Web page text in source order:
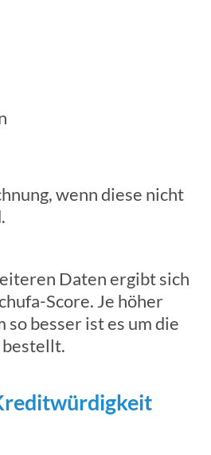
wenn diese nicht
Daten ergibt sich
Score. Je höher
so besser ist es um die